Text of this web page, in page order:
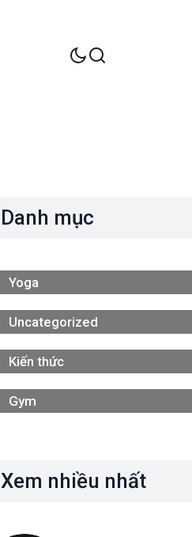
Danh mục
Yoga
Uncategorized
Kiến thức
Gym
Xem nhiều nhất